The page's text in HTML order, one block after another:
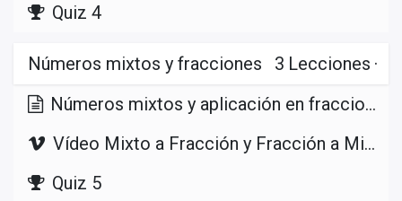
Quiz 4
Números mixtos y fracciones 3 Lecciones ·
Números mixtos y aplicación en fracciones
Vídeo Mixto a Fracción y Fracción a Mixto
Quiz 5